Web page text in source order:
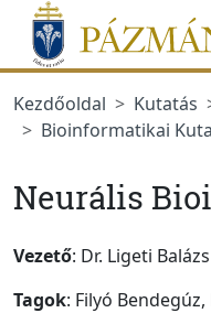
Ugrás a menüre
Ugrás a tartalomra
Kezdőoldal
Kutatás
Bioinformatikai
Neurális
Vezető: Dr. Ligeti Balázs
Tagok: Filyó Bendegúz,